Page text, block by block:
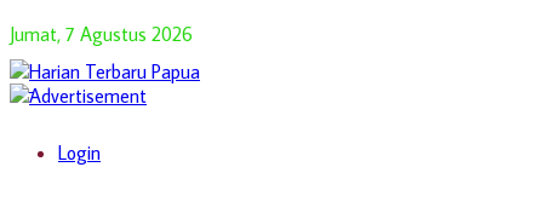
Jumat, 7 Agustus 2026
Login